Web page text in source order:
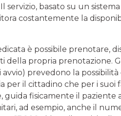
servizio, basato su un
costantemente la
è possibile prenotare,
della propria prenotazione.
prevedono la
per il cittadino che per i suoi
guida fisicamente il
ad esempio, anche il